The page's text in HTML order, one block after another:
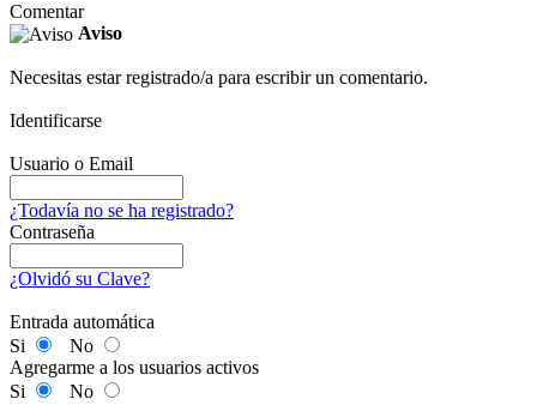
Comentar
Aviso
Necesitas estar registrado/a para escribir un comentario.
Identificarse
Usuario o Email
¿Todavía no se ha registrado?
Contraseña
¿Olvidó su Clave?
Entrada automática
Si
No
Agregarme a los usuarios activos
Si
No